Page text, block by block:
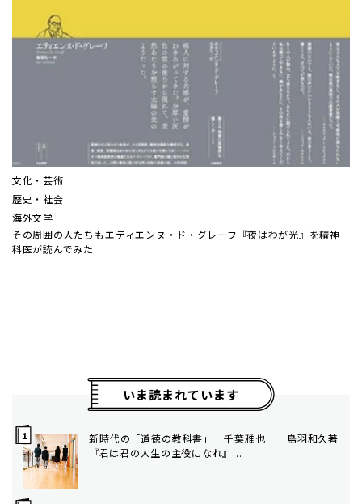
文化・芸術
歴史・社会
海外文学
その周囲の人たちも――エティエンヌ・ド・グレーフ『夜はわが光』を精神
科医が読んでみた
いま読まれています
新時代の「道徳の教科書」 千葉雅也 ――鳥羽和久著
『君は君の人生の主役になれ』...